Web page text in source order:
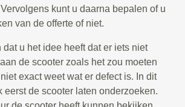
kunt u daarna bepalen of u
van de offerte of niet.
dat u het idee heeft dat er iets niet
de scooter zoals het zou moeten
exact weet wat er defect is. In dit
eerst de scooter laten onderzoeken.